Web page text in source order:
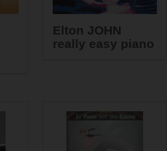
Elton JOHN
really easy piano